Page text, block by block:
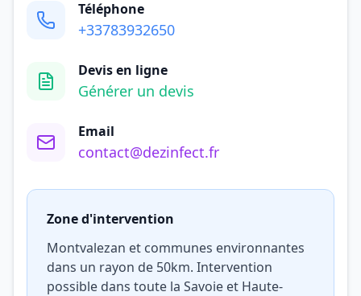
Téléphone
+33783932650
Devis en ligne
Générer un devis
Email
contact@dezinfect.fr
Zone d'intervention
Montvalezan et communes environnantes
dans un rayon de 50km. Intervention
possible dans toute la Savoie et Haute-